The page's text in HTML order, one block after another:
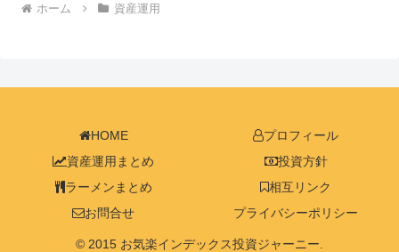
ホーム 資産運用
HOME
プロフィール
資産運用まとめ
投資方針
ラーメンまとめ
相互リンク
お問合せ
プライバシーポリシー
© 2015 お気楽インデックス投資ジャーニー.